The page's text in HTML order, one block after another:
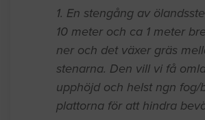
1. En stengång av
10 meter och ca 1 meter
ner och det växer gräs
stenarna. Den vill vi få
upphöjd och helst ngn fog/
plattorna för att hindra